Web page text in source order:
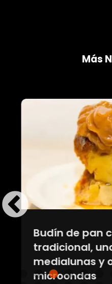
Más
Budín de pan
tradicional,
medialunas y
microondas